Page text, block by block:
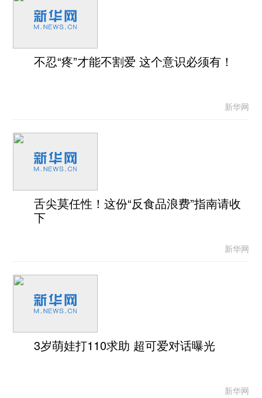
不忍“疼”才能不割爱 这个意识必须有！
新华网
舌尖莫任性！这份“反食品浪费”指南请收
下
新华网
3岁萌娃打110求助 超可爱对话曝光
新华网